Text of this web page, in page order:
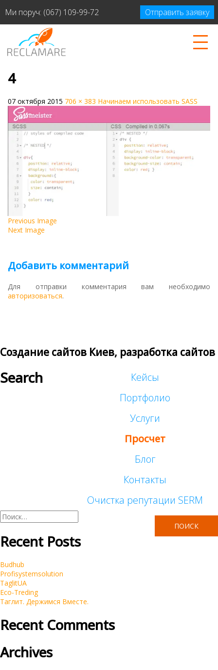
Ми поруч: (067) 109-99-72 Отправить заявку
4
07 октября 2015 706 × 383 Начинаем использовать SASS
Previous Image
Next Image
Добавить комментарий
Для отправки комментария вам необходимо
авторизоваться.
Создание сайтов Киев, разработка сайтов
Кейсы
Портфолио
Сайты для малого бизнеса
Интернет-магазины
Брендинг
Автомагазины TecDOC
Услуги
Таргетированная реклама
Реклама у блогеров
Продвижение сайтов SEO
Просчет
Блог
Контакты
Очистка репутации SERM
Search
Найти:
Recent Posts
Budhub
Profisystemsolution
TaglitUA
Eco-Treding
Таглит. Держимся Вместе.
Recent Comments
Archives